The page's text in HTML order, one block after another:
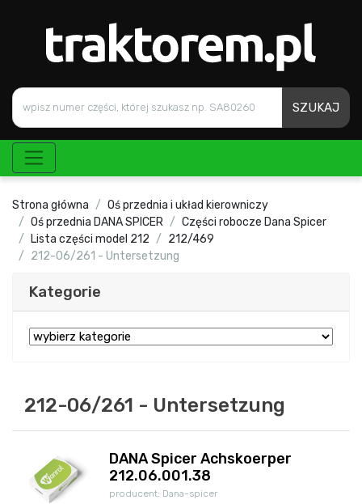
SZUKAJ
Strona główna
Oś przednia i układ kierowniczy
Oś przednia DANA SPICER
Części robocze Dana Spicer
Lista części model 212
212/469
212-06/261 - Untersetzung
Kategorie
212-06/261 - Untersetzung
DANA Spicer Achskoerper
212.06.001.38
producent: Dana-spicer